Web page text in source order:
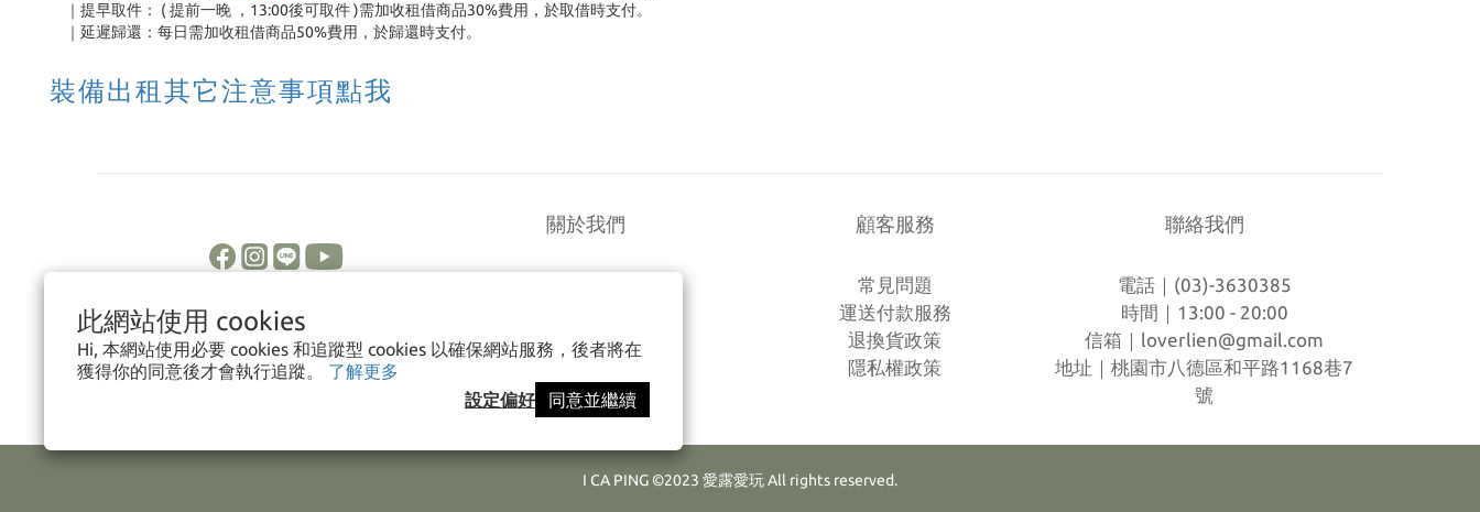
此網站使用 cookies
Hi, 本網站使用必要 cookies 和追蹤型 cookies 以確保網站服務，後者將在
獲得你的同意後才會執行追蹤。 了解更多
設定偏好
同意並繼續
｜提早取件： ( 提前一晚 ，13:00後可取件 )需加收租借商品30%費用，於取借時支付。
｜延遲歸還：每日需加收租借商品50%費用，於歸還時支付。
裝備出租其它注意事項點我
關於我們 顧客服務
常見問題
運送付款服務
退換貨政策
隱私權政策
聯絡我們
電話｜(03)-3630385
時間｜13:00 - 20:00
信箱｜ loverlien@gmail.com
地址｜桃園市八德區和平路1168巷7
號
I CA PING ©2023 愛露愛玩 All rights reserved.